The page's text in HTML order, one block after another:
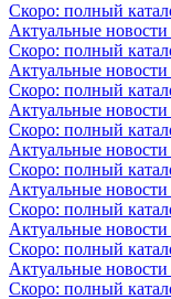
Скоро: полный
Актуальные
Скоро: полный
Актуальные
Скоро: полный
Актуальные
Скоро: полный
Актуальные
Скоро: полный
Актуальные
Скоро: полный
Актуальные
Скоро: полный
Актуальные
Скоро: полный